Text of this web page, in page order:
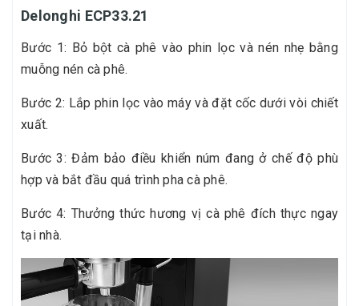
Delonghi ECP33.21
Bước 1: Bỏ bột cà phê vào phin lọc và nén nhẹ bằng
muỗng nén cà phê.
Bước 2: Lắp phin lọc vào máy và đặt cốc dưới vòi chiết
xuất.
Bước 3: Đảm bảo điều khiển núm đang ở chế độ phù
hợp và bắt đầu quá trình pha cà phê.
Bước 4: Thưởng thức hương vị cà phê đích thực ngay
tại nhà.